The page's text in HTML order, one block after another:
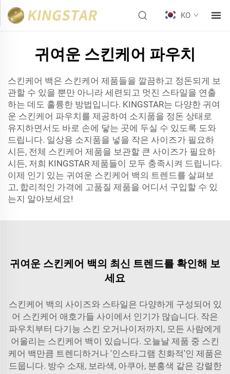
KO
귀여운 스킨케어 파우치
스킨케어 백은 스킨케어 제품들을 깔끔하고 정돈되게 보
관할 수 있을 뿐만 아니라 세련되고 멋진 스타일을 연출
하는 데도 훌륭한 방법입니다. KINGSTAR는 다양한 귀여
운 스킨케어 파우치를 제공하여 소지품을 정돈 상태로
유지하면서도 바로 손에 닿는 곳에 두실 수 있도록 도와
드립니다. 일상용 소지품을 넣을 작은 사이즈가 필요하
시든, 전체 스킨케어 제품을 보관할 큰 사이즈가 필요하
시든, 저희 KINGSTAR 제품들이 모두 충족시켜 드립니다.
이제 인기 있는 귀여운 스킨케어 백의 트렌드를 살펴보
고, 합리적인 가격에 고품질 제품을 어디서 구입할 수 있
는지 알아보세요!
귀여운 스킨케어 백의 최신 트렌드를 확인해 보
세요
스킨케어 백의 사이즈와 스타일은 다양하게 구성되어 있
어 스킨케어 애호가들 사이에서 인기가 많습니다. 작은
파우치부터 다기능 스킨 오거나이저까지, 모든 사람에게
어울리는 스킨케어 백이 있습니다. 오늘날 제품 중 스킨
케어 백만큼 트렌디하거나 '인스타그램 친화적'인 제품은
드뭅니다. 방수 소재, 보라색, 아쿠아, 분홍색 같은 강렬한